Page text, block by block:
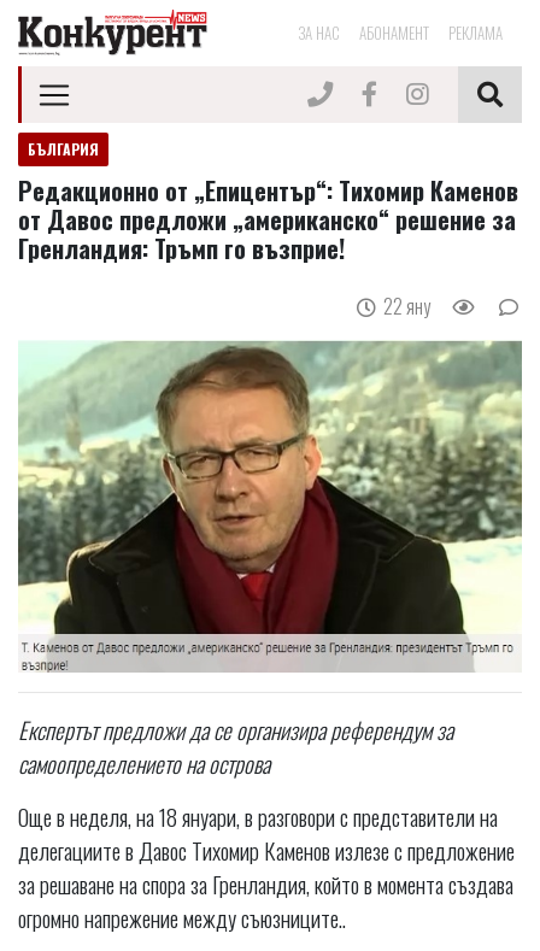
ЗА НАС АБОНАМЕНТ РЕКЛАМА
БЪЛГАРИЯ
Редакционно от „Епицентър“: Tихомир Каменов
от Давос предложи „американско“ решение за
Гренландия: Тръмп го възприе!
22 яну
Експертът предложи да се организира референдум за
самоопределението на острова
Още в неделя, на 18 януари, в разговори с представители на
делегациите в Давос Тихомир Каменов излезе с предложение
за решаване на спора за Гренландия, който в момента създава
огромно напрежение между съюзниците..